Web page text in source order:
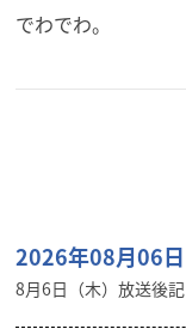
でわでわ。
2026年08月06日
8月6日（木）放送後